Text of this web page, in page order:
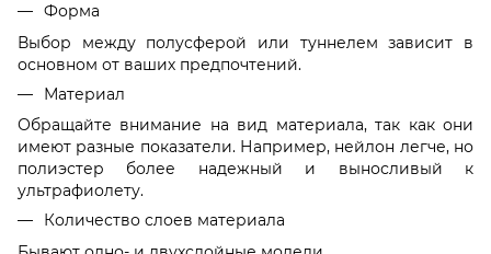
Форма
Выбор между полусферой или туннелем зависит в
основном от ваших предпочтений.
Материал
Обращайте внимание на вид материала, так как они
имеют разные показатели. Например, нейлон легче, но
полиэстер более надежный и выносливый к
ультрафиолету.
Количество слоев материала